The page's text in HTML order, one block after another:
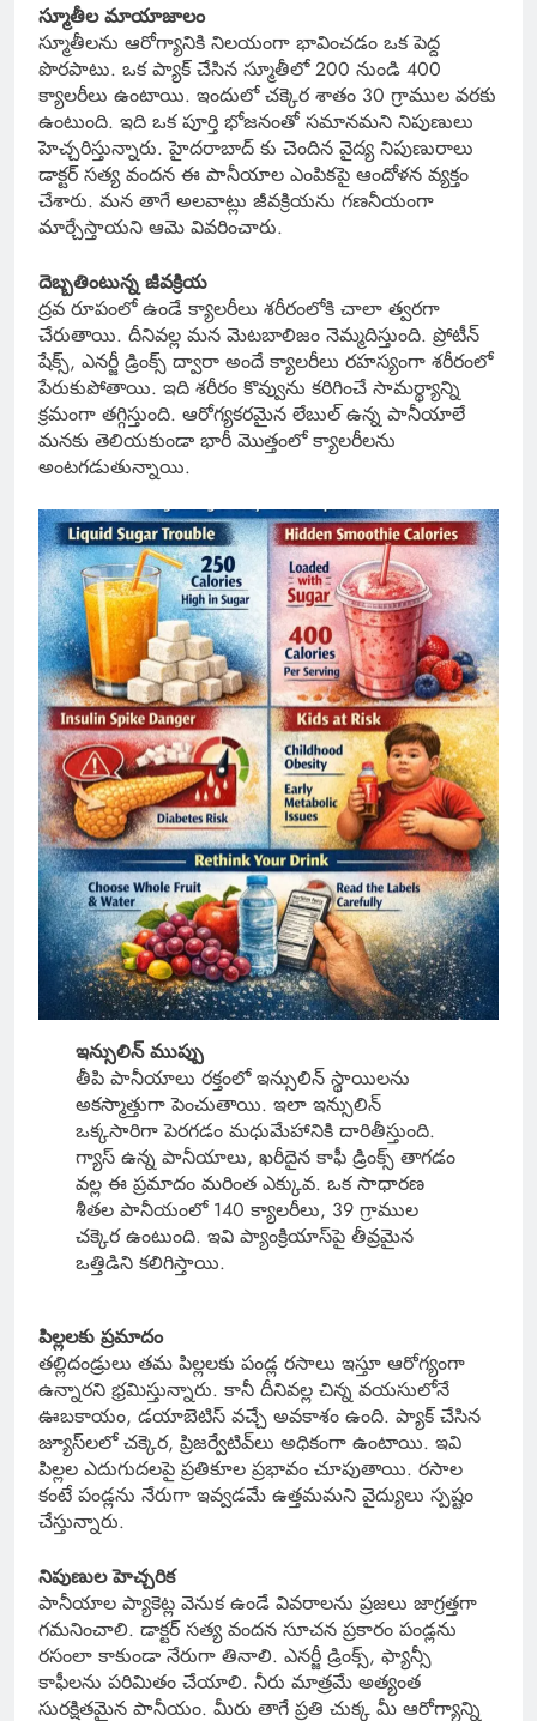
స్మూతీల మాయాజాలం
స్మూతీలను ఆరోగ్యానికి నిలయంగా భావించడం ఒక పెద్ద
పొరపాటు. ఒక ప్యాక్ చేసిన స్మూతీలో 200 నుండి 400
క్యాలరీలు ఉంటాయి. ఇందులో చక్కెర శాతం 30 గ్రాముల వరకు
ఉంటుంది. ఇది ఒక పూర్తి భోజనంతో సమానమని నిపుణులు
హెచ్చరిస్తున్నారు. హైదరాబాద్ కు చెందిన వైద్య నిపుణురాలు
డాక్టర్ సత్య వందన ఈ పానీయాల ఎంపికపై ఆందోళన వ్యక్తం
చేశారు. మన తాగే అలవాట్లు జీవక్రియను గణనీయంగా
మార్చేస్తాయని ఆమె వివరించారు.
దెబ్బతింటున్న జీవక్రియ
ద్రవ రూపంలో ఉండే క్యాలరీలు శరీరంలోకి చాలా త్వరగా
చేరుతాయి. దీనివల్ల మన మెటబాలిజం నెమ్మదిస్తుంది. ప్రోటీన్
షేక్స్, ఎనర్జీ డ్రింక్స్ ద్వారా అందే క్యాలరీలు రహస్యంగా శరీరంలో
పేరుకుపోతాయి. ఇది శరీరం కొవ్వును కరిగించే సామర్థ్యాన్ని
క్రమంగా తగ్గిస్తుంది. ఆరోగ్యకరమైన లేబుల్ ఉన్న పానీయాలే
మనకు తెలియకుండా భారీ మొత్తంలో క్యాలరీలను
అంటగడుతున్నాయి.
ఇన్సులిన్ ముప్పు
తీపి పానీయాలు రక్తంలో ఇన్సులిన్ స్థాయిలను
అకస్మాత్తుగా పెంచుతాయి. ఇలా ఇన్సులిన్
ఒక్కసారిగా పెరగడం మధుమేహానికి దారితీస్తుంది.
గ్యాస్ ఉన్న పానీయాలు, ఖరీదైన కాఫీ డ్రింక్స్ తాగడం
వల్ల ఈ ప్రమాదం మరింత ఎక్కువ. ఒక సాధారణ
శీతల పానీయంలో 140 క్యాలరీలు, 39 గ్రాముల
చక్కెర ఉంటుంది. ఇవి ప్యాంక్రియాస్‌పై తీవ్రమైన
ఒత్తిడిని కలిగిస్తాయి.
పిల్లలకు ప్రమాదం
తల్లిదండ్రులు తమ పిల్లలకు పండ్ల రసాలు ఇస్తూ ఆరోగ్యంగా
ఉన్నారని భ్రమిస్తున్నారు. కానీ దీనివల్ల చిన్న వయసులోనే
ఊబకాయం, డయాబెటిస్ వచ్చే అవకాశం ఉంది. ప్యాక్ చేసిన
జ్యూస్‌లలో చక్కెర, ప్రిజర్వేటివ్‌లు అధికంగా ఉంటాయి. ఇవి
పిల్లల ఎదుగుదలపై ప్రతికూల ప్రభావం చూపుతాయి. రసాల
కంటే పండ్లను నేరుగా ఇవ్వడమే ఉత్తమమని వైద్యులు స్పష్టం
చేస్తున్నారు.
నిపుణుల హెచ్చరిక
పానీయాల ప్యాకెట్ల వెనుక ఉండే వివరాలను ప్రజలు జాగ్రత్తగా
గమనించాలి. డాక్టర్ సత్య వందన సూచన ప్రకారం పండ్లను
రసంలా కాకుండా నేరుగా తినాలి. ఎనర్జీ డ్రింక్స్, ఫ్యాన్సీ
కాఫీలను పరిమితం చేయాలి. నీరు మాత్రమే అత్యంత
సురక్షితమైన పానీయం. మీరు తాగే ప్రతి చుక్క మీ ఆరోగ్యాన్ని